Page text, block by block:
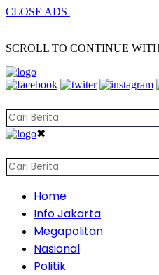
CLOSE ADS
SCROLL TO CONTINUE
✖
Home
Info Jakarta
Megapolitan
Nasional
Politik